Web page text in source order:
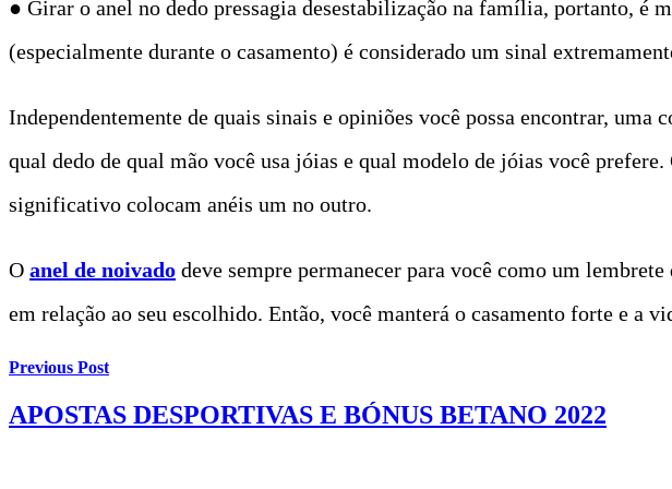
● Girar o anel no dedo pressagia desestabilização na família, portanto, é
(especialmente durante o casamento) é considerado um sinal
Independentemente de quais sinais e opiniões você possa encontrar,
qual dedo de qual mão você usa jóias e qual modelo de jóias você
significativo colocam anéis um no outro.
O anel de noivado deve sempre permanecer para você como um
em relação ao seu escolhido. Então, você manterá o casamento forte e a
Previous Post
APOSTAS DESPORTIVAS E BÓNUS BETANO 2022